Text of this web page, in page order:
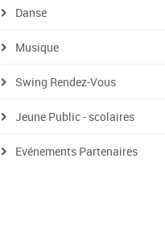
Danse
Musique
Swing Rendez-Vous
Jeune Public - scolaires
Evénements Partenaires